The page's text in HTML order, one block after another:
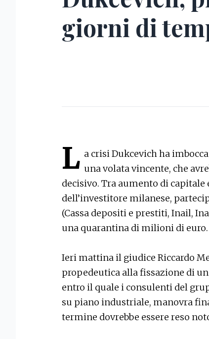
giorni di
L a crisi Dukcevich ha
una volata vincente, che
decisivo. Tra aumento di
dell’investitore milanese,
(Cassa depositi e prestiti, Inail,
una quarantina di milioni di euro.
Ieri mattina il giudice Riccardo
propedeutica alla fissazione di
entro il quale i consulenti del
su piano industriale, manovra
termine dovrebbe essere reso